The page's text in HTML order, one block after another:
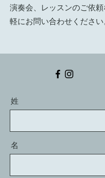
演奏会、レッスンのご依
軽にお問い合わせください
姓
名